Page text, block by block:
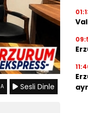
A Sesli Dinle